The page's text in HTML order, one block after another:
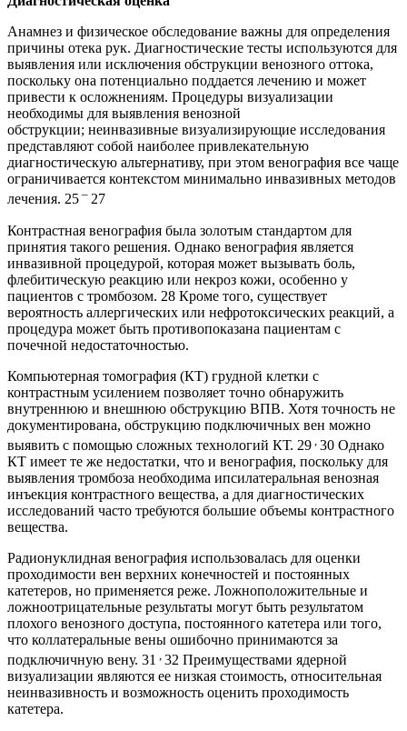
Анамнез и физическое обследование важны для определения
причины отека рук. Диагностические тесты используются для
выявления или исключения обструкции венозного оттока,
поскольку она потенциально поддается лечению и может
привести к осложнениям. Процедуры визуализации
необходимы для выявления венозной
обструкции; неинвазивные визуализирующие исследования
представляют собой наиболее привлекательную
диагностическую альтернативу, при этом венография все чаще
ограничивается контекстом минимально инвазивных методов
лечения. 25 – 27
Контрастная венография была золотым стандартом для
принятия такого решения. Однако венография является
инвазивной процедурой, которая может вызывать боль,
флебитическую реакцию или некроз кожи, особенно у
пациентов с тромбозом. 28 Кроме того, существует
вероятность аллергических или нефротоксических реакций, а
процедура может быть противопоказана пациентам с
почечной недостаточностью.
Компьютерная томография (КТ) грудной клетки с
контрастным усилением позволяет точно обнаружить
внутреннюю и внешнюю обструкцию ВПВ. Хотя точность не
документирована, обструкцию подключичных вен можно
выявить с помощью сложных технологий КТ. 29 30 Однако
КТ имеет те же недостатки, что и венография, поскольку для
выявления тромбоза необходима ипсилатеральная венозная
инъекция контрастного вещества, а для диагностических
исследований часто требуются большие объемы контрастного
вещества.
Радионуклидная венография использовалась для оценки
проходимости вен верхних конечностей и постоянных
катетеров, но применяется реже. Ложноположительные и
ложноотрицательные результаты могут быть результатом
плохого венозного доступа, постоянного катетера или того,
что коллатеральные вены ошибочно принимаются за
подключичную вену. 31 , 32 Преимуществами ядерной
визуализации являются ее низкая стоимость, относительная
неинвазивность и возможность оценить проходимость
катетера.